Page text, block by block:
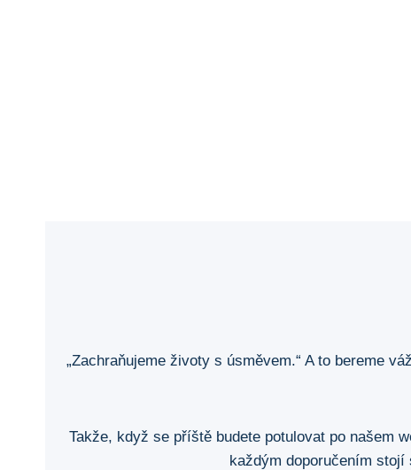
„Zachraňujeme životy s úsměvem.“ A to bereme
Takže, když se příště budete potulovat po našem
každým doporučením